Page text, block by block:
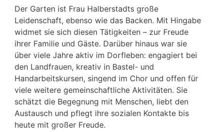
Der Garten ist Frau Halberstadts große
Leidenschaft, ebenso wie das Backen. Mit Hingabe
widmet sie sich diesen Tätigkeiten – zur Freude
ihrer Familie und Gäste. Darüber hinaus war sie
über viele Jahre aktiv im Dorfleben: engagiert bei
den Landfrauen, kreativ in Bastel- und
Handarbeitskursen, singend im Chor und offen für
viele weitere gemeinschaftliche Aktivitäten. Sie
schätzt die Begegnung mit Menschen, liebt den
Austausch und pflegt ihre sozialen Kontakte bis
heute mit großer Freude.